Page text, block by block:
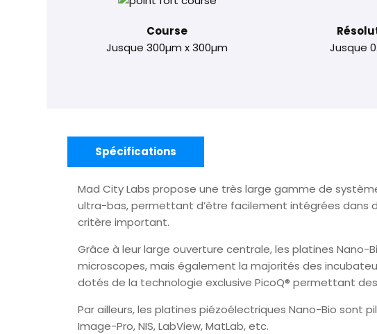
Course
Jusque 300µm x 300µm
Jusque
Spécifications
Mad City Labs propose une très large gamme de
ultra-bas, permettant d’être facilement intégrées dans
critère important.
Grâce à leur large ouverture centrale, les platines
microscopes, mais également la majorités des
dotés de la technologie exclusive PicoQ® permettant
Par ailleurs, les platines piézoélectriques Nano-Bio sont
Image-Pro, NIS, LabView, MatLab, etc.